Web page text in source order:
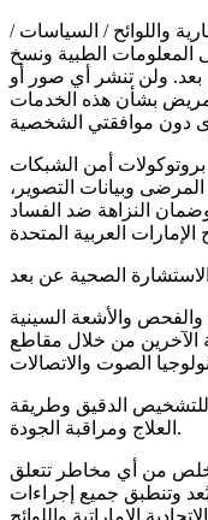
واللوائح / السياسات /
المعلومات الطبية ونسخ
ولن تنشر أي صور أو
بشأن هذه الخدمات
أمن الشبكات
وبيانات التصوير،
النزاهة ضد الفساد
والأشعة السينية
الآخرين من خلال مقاطع
الدقيق وطريقة
العلاج ومراقبة الجودة.
من أي مخاطر تتعلق
وتنطبق جميع إجراءات
الإماراتية واللوائح